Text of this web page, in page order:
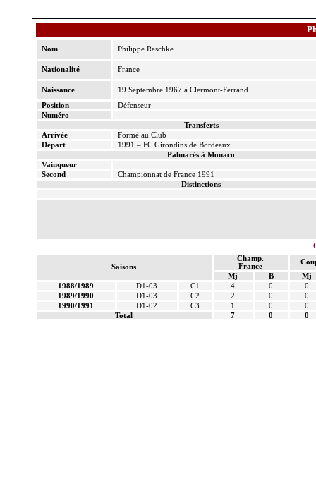
Nom Philippe Raschke
Nationalité France
Naissance
19 Septembre 1967 à Clermont-Ferrand
Position
Défenseur
Numéro
Transferts
Arrivée
Formé au Club
Départ
1991 – FC Girondins de Bordeaux
Palmarès à Monaco
Vainqueur
Second
Championnat de France 1991
Distinctions
Saisons
Champ.
France
Mj
B
Mj
1988/1989
D1-03 C1 4 0
0
1989/1990
D1-03 C2 2 0
0
1990/1991
D1-02 C3 1 0
0
Total
7 0 0